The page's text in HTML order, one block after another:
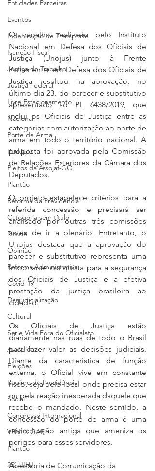
Entidades Parceiras
Eventos
Indenização de Transporte
Isenção Fiscal
Justiça do Trabalho
Justiça Federal
Livre Estacionamento
Nacional
Porte de Arma
Pedágio
Pleitos da Assojaf-GO
Plantão
Reforma da Previdência
Categoria sem título
Dossiê
Opinião
Reforma Administrativa
Covid-19
Desjudicialização
Cultural
Serie Vida Fora do Oficialato
Assédio
Eleições
Regime de Previdência
Social
Congresso Internacional
VPNI X GAE
Plantão
25º UIHJ
O trabalho realizado pelo Instituto
Nacional em Defesa dos Oficiais de
Justiça (Unojus) junto à Frente
Parlamentar em Defesa dos Oficiais de
Justiça resultou na aprovação, no
último dia 23, do parecer e substitutivo
apresentado ao PL 6438/2019, que
inclui os Oficiais de Justiça entre as
categorias com autorização ao porte de
arma em todo o território nacional. A
proposta foi aprovada pela Comissão
de Relações Exteriores da Câmara dos
Deputados.
O projeto estabelece critérios para a
referida concessão e precisará ser
analisado por outras três comissões
antes de ir a plenário. Entretanto, o
Unojus destaca que a aprovação do
parecer e substitutivo representa uma
importante conquista para a segurança
dos Oficiais de Justiça e a efetiva
prestação da justiça brasileira ao
cidadão.
Os Oficiais de Justiça estão
diariamente nas ruas de todo o Brasil
para fazer valer as decisões judiciais.
Diante da característica de função
externa, o Oficial vive em constante
risco, seja pelo local onde precisa estar
ou pela reação inesperada daquele que
recebe o mandado. Neste sentido, a
concessão do porte de arma é uma
reivindicação antiga que ameniza os
perigos para esses servidores.
Assessoria de Comunicação da